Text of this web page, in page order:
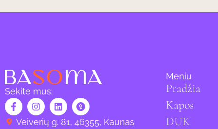
Sekite mus:
Veiverių g. 81, 46355, Kaunas
Meniu
Pradžia
Kapos
DUK